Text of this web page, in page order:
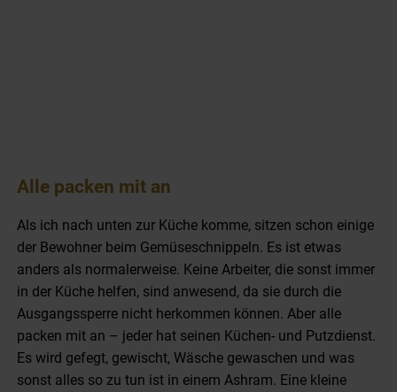
Alle packen mit an
Als ich nach unten zur Küche komme, sitzen schon einige
der Bewohner beim Gemüseschnippeln. Es ist etwas
anders als normalerweise. Keine Arbeiter, die sonst immer
in der Küche helfen, sind anwesend, da sie durch die
Ausgangssperre nicht herkommen können. Aber alle
packen mit an – jeder hat seinen Küchen- und Putzdienst.
Es wird gefegt, gewischt, Wäsche gewaschen und was
sonst alles so zu tun ist in einem Ashram. Eine kleine